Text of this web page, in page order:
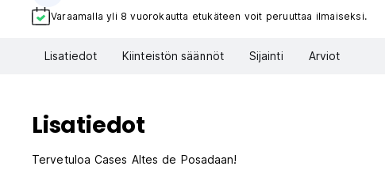
Varaamalla yli 8 vuorokautta etukäteen voit peruuttaa ilmaiseksi.
Lisatiedot Kiinteistön säännöt Sijainti Arviot
Lisatiedot
Tervetuloa Cases Altes de Posadaan!